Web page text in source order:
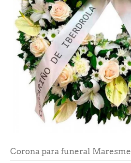
Corona para funeral Maresme